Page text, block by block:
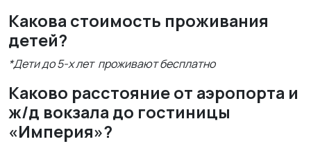
Какова стоимость проживания
детей?
*Дети до 5-х лет проживают бесплатно
Каково расстояние от аэропорта и
ж/д вокзала до гостиницы
«Империя»?